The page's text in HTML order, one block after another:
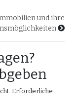
und ihre
Erforderliche